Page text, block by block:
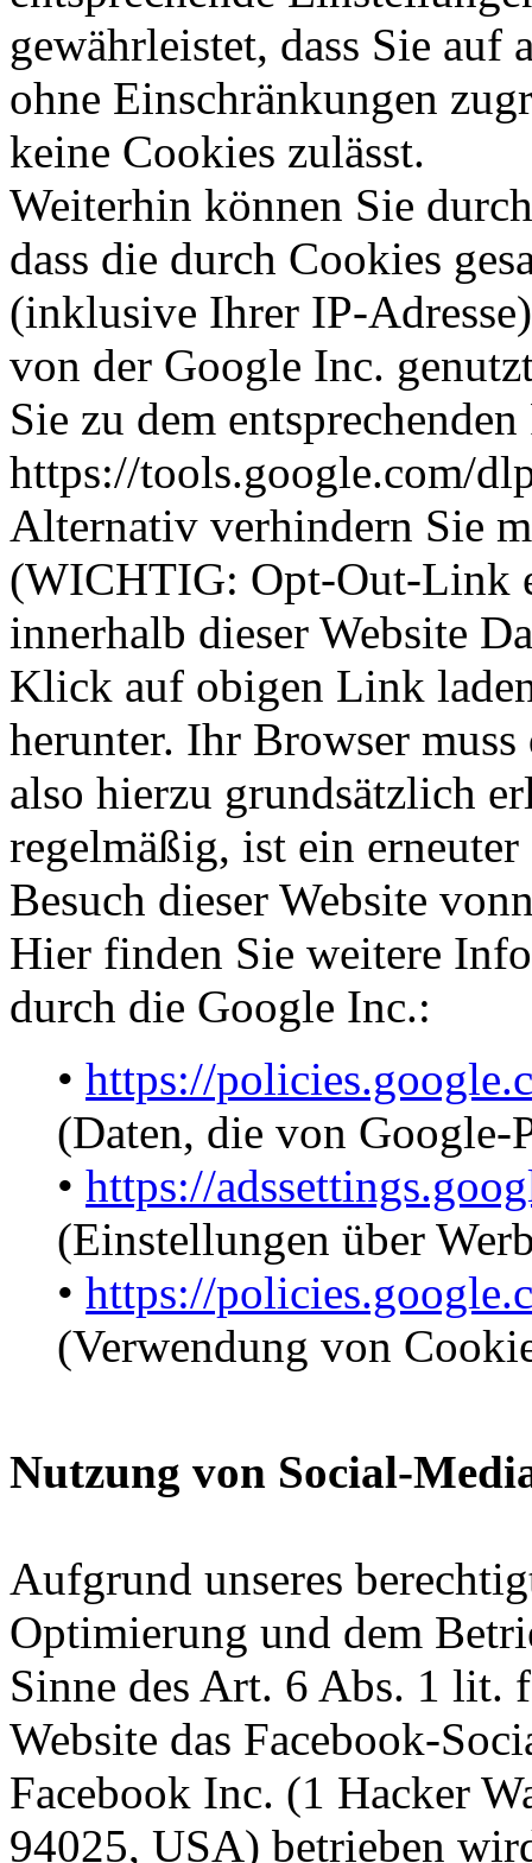
gewährleistet, dass Sie auf
ohne Einschränkungen
keine Cookies zulässt.
Weiterhin können Sie
dass die durch Cookies
(inklusive Ihrer IP-
von der Google Inc.
Sie zu dem
https://tools.google.com/
Alternativ verhindern Sie
(WICHTIG: Opt-Out-Link
innerhalb dieser Website
Klick auf obigen Link
herunter. Ihr Browser
also hierzu grundsätzlich
regelmäßig, ist ein
Besuch dieser Website
Hier finden Sie weitere
durch die Google Inc.:
• https://
(Daten, die von Google-
• https://
(Einstellungen über
• https://
(Verwendung von
Nutzung von Social-
Aufgrund unseres
Optimierung und dem
Sinne des Art. 6 Abs. 1 lit.
Website das Facebook-
Facebook Inc. (1 Hacker
94025, USA) betrieben